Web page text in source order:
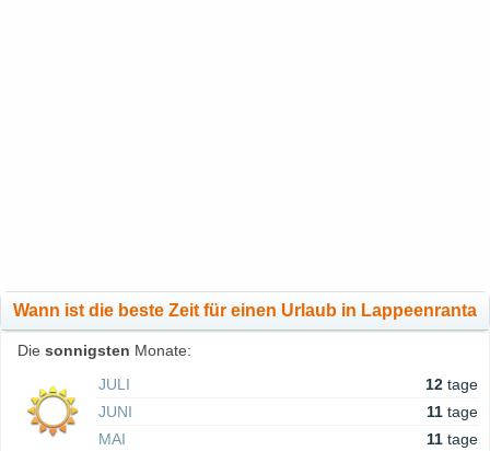
Wann ist die beste Zeit für einen Urlaub in Lappeenranta
Die sonnigsten Monate:
JULI
12 tage
JUNI
11 tage
MAI
11 tage